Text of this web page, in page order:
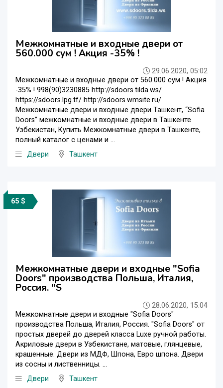
Межкомнатные и входные двери от
560.000 сум ! Акция -35% !
29.06.2020, 05:02
Межкомнатные и входные двери от 560.000 сум ! Акция
-35% ! 998(90)3230885 http://sdoors.tilda.ws/
https://sdoors.lpg.tf/ http://sdoors.wmsite.ru/
Межкомнатные двери и входные двери Ташкент, “Sofia
Doors” межкомнатные и входные двери в Ташкенте
Узбекистан, Купить Межкомнатные двери в Ташкенте,
полный каталог с ценами и ...
Двери
Ташкент
65 $
Межкомнатные двери и входные "Sofia
Doors" производства Польша, Италия,
Россия. "S
28.06.2020, 15:04
Межкомнатные двери и входные "Sofia Doors"
производства Польша, Италия, Россия. "Sofia Doors" от
простых дверей до дверей класса Luxe ручной работы.
Акриловые двери в Узбекистане, матовые, глянцевые,
крашенные. Двери из МДФ, Шпона, Евро шпона. Двери
из сосны и лиственницы. ...
Двери
Ташкент